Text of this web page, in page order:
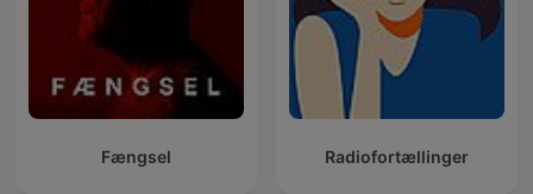
Fængsel Radiofortællinger